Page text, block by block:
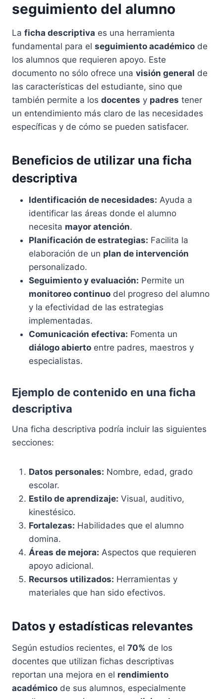
seguimiento del alumno
La ficha descriptiva es una herramienta
fundamental para el seguimiento académico de
los alumnos que requieren apoyo. Este
documento no sólo ofrece una visión general de
las características del estudiante, sino que
también permite a los docentes y padres tener
un entendimiento más claro de las necesidades
específicas y de cómo se pueden satisfacer.
Beneficios de utilizar una ficha
descriptiva
Identificación de necesidades: Ayuda a
identificar las áreas donde el alumno
necesita mayor atención.
Planificación de estrategias: Facilita la
elaboración de un plan de intervención
personalizado.
Seguimiento y evaluación: Permite un
monitoreo continuo del progreso del alumno
y la efectividad de las estrategias
implementadas.
Comunicación efectiva: Fomenta un
diálogo abierto entre padres, maestros y
especialistas.
Ejemplo de contenido en una ficha
descriptiva
Una ficha descriptiva podría incluir las siguientes
secciones:
Datos personales: Nombre, edad, grado
escolar.
Estilo de aprendizaje: Visual, auditivo,
kinestésico.
Fortalezas: Habilidades que el alumno
domina.
Áreas de mejora: Aspectos que requieren
apoyo adicional.
Recursos utilizados: Herramientas y
materiales que han sido efectivos.
Datos y estadísticas relevantes
Según estudios recientes, el 70% de los
docentes que utilizan fichas descriptivas
reportan una mejora en el rendimiento
académico de sus alumnos, especialmente